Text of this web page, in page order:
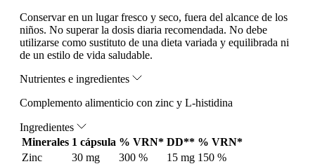
Conservar en un lugar fresco y seco, fuera del alcance de los
niños. No superar la dosis diaria recomendada. No debe
utilizarse como sustituto de una dieta variada y equilibrada ni
de un estilo de vida saludable.
Nutrientes e ingredientes
Complemento alimenticio con zinc y L-histidina
Ingredientes
Minerales 1 cápsula % VRN* DD** % VRN*
Zinc
30 mg 300 % 15 mg 150 %